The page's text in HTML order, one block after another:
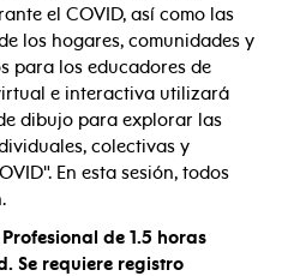
el COVID, así como las
los hogares, comunidades y
para los educadores de
e interactiva utilizará
dibujo para explorar las
colectivas y
En esta sesión, todos
de 1.5 horas
Se requiere registro